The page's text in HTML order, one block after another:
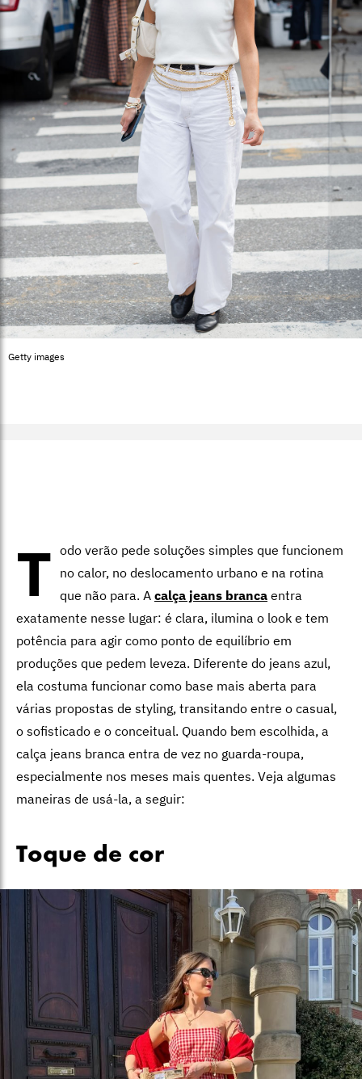
Getty images
T odo verão pede soluções simples que funcionem
no calor, no deslocamento urbano e na rotina
que não para. A calça jeans branca entra
exatamente nesse lugar: é clara, ilumina o look e tem
potência para agir como ponto de equilíbrio em
produções que pedem leveza. Diferente do jeans azul,
ela costuma funcionar como base mais aberta para
várias propostas de styling, transitando entre o casual,
o sofisticado e o conceitual. Quando bem escolhida, a
calça jeans branca entra de vez no guarda-roupa,
especialmente nos meses mais quentes. Veja algumas
maneiras de usá-la, a seguir:
Toque de cor